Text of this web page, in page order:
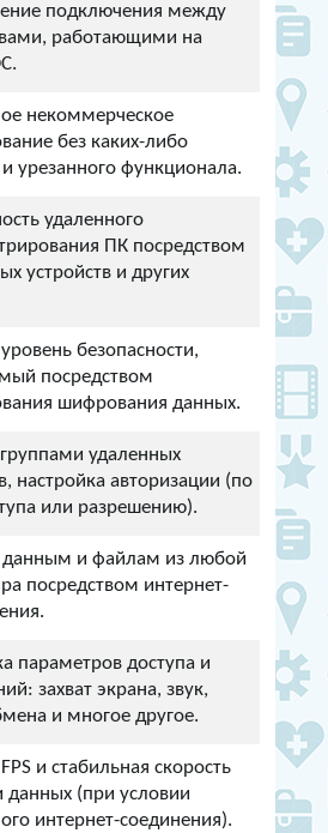
подключения между
работающими на
некоммерческое
без каких-либо
урезанного функционала.
удаленного
ПК посредством
устройств и других
безопасности,
посредством
шифрования данных.
группами удаленных
настройка авторизации (по
или разрешению).
данным и файлам из любой
посредством интернет-
параметров доступа и
захват экрана, звук,
и многое другое.
и стабильная скорость
данных (при условии
интернет-соединения).